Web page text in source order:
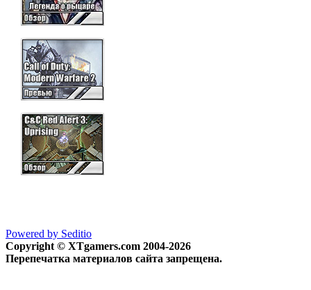
Powered by Seditio
Copyright © XTgamers.com 2004-2026
Перепечатка материалов сайта запрещена.